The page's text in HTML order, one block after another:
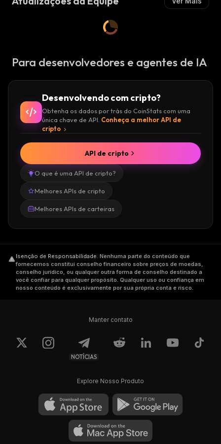
Para desenvolvedores e agentes de IA
Desenvolvendo com cripto?
Obtenha os dados por trás do CoinStats com uma
única chave de API. Conheça a melhor API de
cripto
O que é uma API de cripto?
Melhores APIs de cripto
Melhores APIs de carteiras
API de cripto
Isenção de Responsabilidade. Nenhuma parte do conteúdo que
fornecemos constitui conselho financeiro sobre preços de moedas,
conselho jurídico, ou qualquer outra forma de conselho destinado a
você confiar para qualquer propósito. Qualquer uso ou confiança em
nosso conteúdo é exclusivamente por sua própria conta e risco.
Manter contato
NOTÍCIAS
Explore Nosso Produto